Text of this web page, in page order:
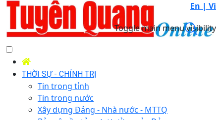
En | Vi
Toggle main menu visibility
THỜI SỰ - CHÍNH TRỊ
Tin trong tỉnh
Tin trong nước
Xây dựng Đảng - Nhà nước - MTTQ